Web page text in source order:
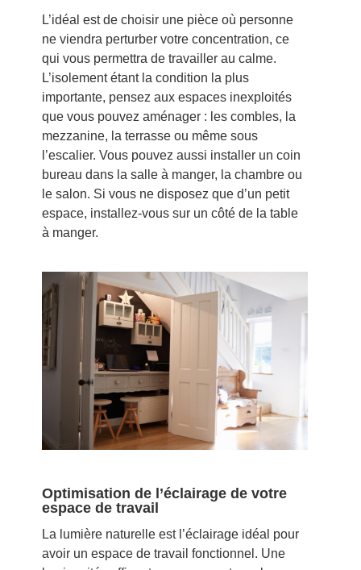
L’idéal est de choisir une pièce où personne
ne viendra perturber votre concentration, ce
qui vous permettra de travailler au calme.
L’isolement étant la condition la plus
importante, pensez aux espaces inexploités
que vous pouvez aménager : les combles, la
mezzanine, la terrasse ou même sous
l’escalier. Vous pouvez aussi installer un coin
bureau dans la salle à manger, la chambre ou
le salon. Si vous ne disposez que d’un petit
espace, installez-vous sur un côté de la table
à manger.
Optimisation de l’éclairage de votre
espace de travail
La lumière naturelle est l’éclairage idéal pour
avoir un espace de travail fonctionnel. Une